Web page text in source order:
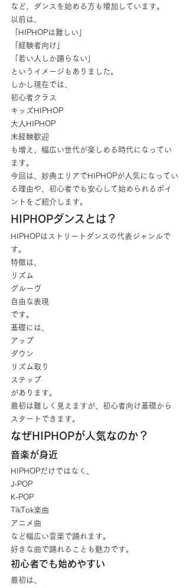
など、ダンスを始める方も増加しています。
以前は、
「HIPHOPは難しい」
「経験者向け」
「若い人しか踊らない」
というイメージもありました。
しかし現在では、
初心者クラス
キッズHIPHOP
大人HIPHOP
未経験歓迎
も増え、幅広い世代が楽しめる時代になってい
ます。
今回は、妙典エリアでHIPHOPが人気になってい
る理由や、初心者でも安心して始められるポイ
ントをご紹介します。
HIPHOPダンスとは？
HIPHOPはストリートダンスの代表ジャンルで
す。
特徴は、
リズム
グルーヴ
自由な表現
です。
基礎には、
アップ
ダウン
リズム取り
ステップ
があります。
最初は難しく見えますが、初心者向け基礎から
スタートできます。
なぜHIPHOPが人気なのか？
音楽が身近
HIPHOPだけではなく、
J-POP
K-POP
TikTok楽曲
アニメ曲
など幅広い音楽で踊れます。
好きな曲で踊れることも魅力です。
初心者でも始めやすい
最初は、